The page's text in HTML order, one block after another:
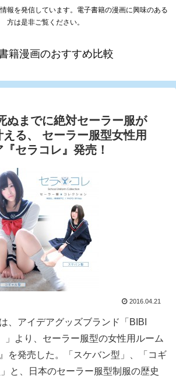
報を発信しています。電子書籍の漫画に興味のある
方は是非ご覧ください。
籍漫画のおすすめ比較
ぬまでに絶対セーラー服が
る、 セーラー服型女性用
セラコレ』発売！
2016.04.21
、アイデアグッズブランド「BIBI
」より、セーラー服型の女性用ルーム
を発売した。「スケバン型」、「コギ
と、日本のセーラー服型制服の歴史